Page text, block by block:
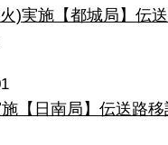
)実施【都城局】伝
【日南局】伝送路